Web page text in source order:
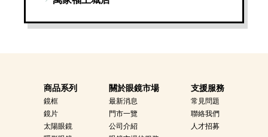
桃園
遠東百貨 桃園店
大江購物中心店
萬家福經國店
商品系列
鏡框
鏡片
太陽眼鏡
關於眼鏡市場
最新消息
門市一覽
公司介紹
支援服務
常見問題
聯絡我們
人才招募